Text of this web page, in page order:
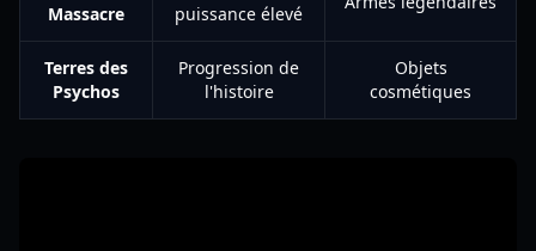
Massacre
puissance élevé
Terres des
Psychos
Progression de
l'histoire
Objets
cosmétiques